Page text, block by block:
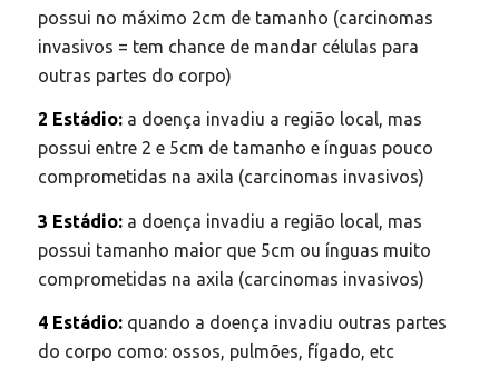
possui no máximo 2cm de tamanho (carcinomas
invasivos = tem chance de mandar células para
outras partes do corpo)
2 Estádio:a doença invadiu a região local, mas
possui entre 2 e 5cm de tamanho e ínguas pouco
comprometidas na axila (carcinomas invasivos)
3 Estádio:a doença invadiu a região local, mas
possui tamanho maior que 5cm ou ínguas muito
comprometidas na axila (carcinomas invasivos)
4 Estádio:quando a doença invadiu outras partes
do corpo como: ossos, pulmões, fígado, etc